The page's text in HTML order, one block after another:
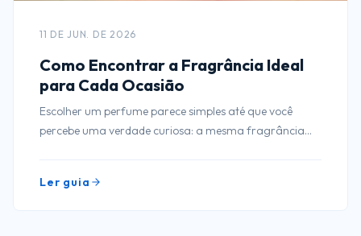
11 DE JUN. DE 2026
Como Encontrar a Fragrância Ideal
para Cada Ocasião
Escolher um perfume parece simples até que você
percebe uma verdade curiosa: a mesma fragrância
às oito da manhã.
Ler guia